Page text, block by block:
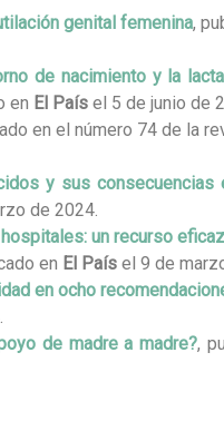
genital femenina,
de nacimiento y la
en El País el 5 de junio de
en el número 74 de la
y sus
de 2024.
un recurso
en El País el 9 de
en ocho
de madre a madre?,